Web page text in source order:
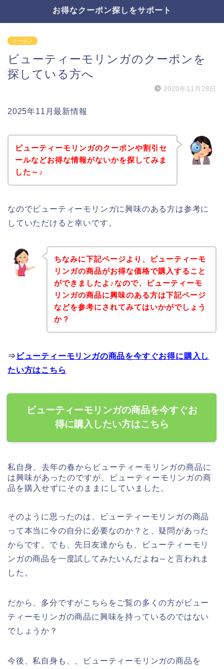
お得なクーポン探しをサポート
クーポン
ビューティーモリンガのクーポンを
探している方へ
2020年11月28日
2025年11月最新情報
ビューティーモリンガのクーポンや割引セ
ールなどお得な情報がないかを探してみま
した～♪
なのでビューティーモリンガに興味のある方は参考に
していただけると幸いです。
ちなみに下記ページより、ビューティーモ
リンガの商品がお得な価格で購入すること
ができましたよ♪なので、ビューティーモ
リンガの商品に興味のある方は下記ページ
などを参考にされてみてはいかがでしょう
か？
⇒ ビューティーモリンガの商品を今すぐお得に購入し
たい方はこちら
ビューティーモリンガの商品を今すぐお
得に購入したい方はこちら
私自身、去年の春からビューティーモリンガの商品に
は興味があったのですが、ビューティーモリンガの商
品を購入せずにそのままにしていました。
そのように思ったのは、ビューティーモリンガの商品
って本当に今の自分に必要なのか？と、疑問があった
からです。でも、先日友達からも、ビューティーモリ
ンガの商品を一度試してみたいんだよね～と言われま
した。
だから、多分ですがこちらをご覧の多くの方がビュー
ティーモリンガの商品に興味を持っているのではない
でしょうか？
今後、私自身も、、ビューティーモリンガの商品を